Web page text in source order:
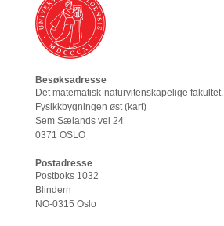
Besøksadresse
Det matematisk-naturvitenskapelige fakultet.
Fysikkbygningen øst (kart)
Sem Sælands vei 24
0371 OSLO
Postadresse
Postboks 1032
Blindern
NO-0315 Oslo